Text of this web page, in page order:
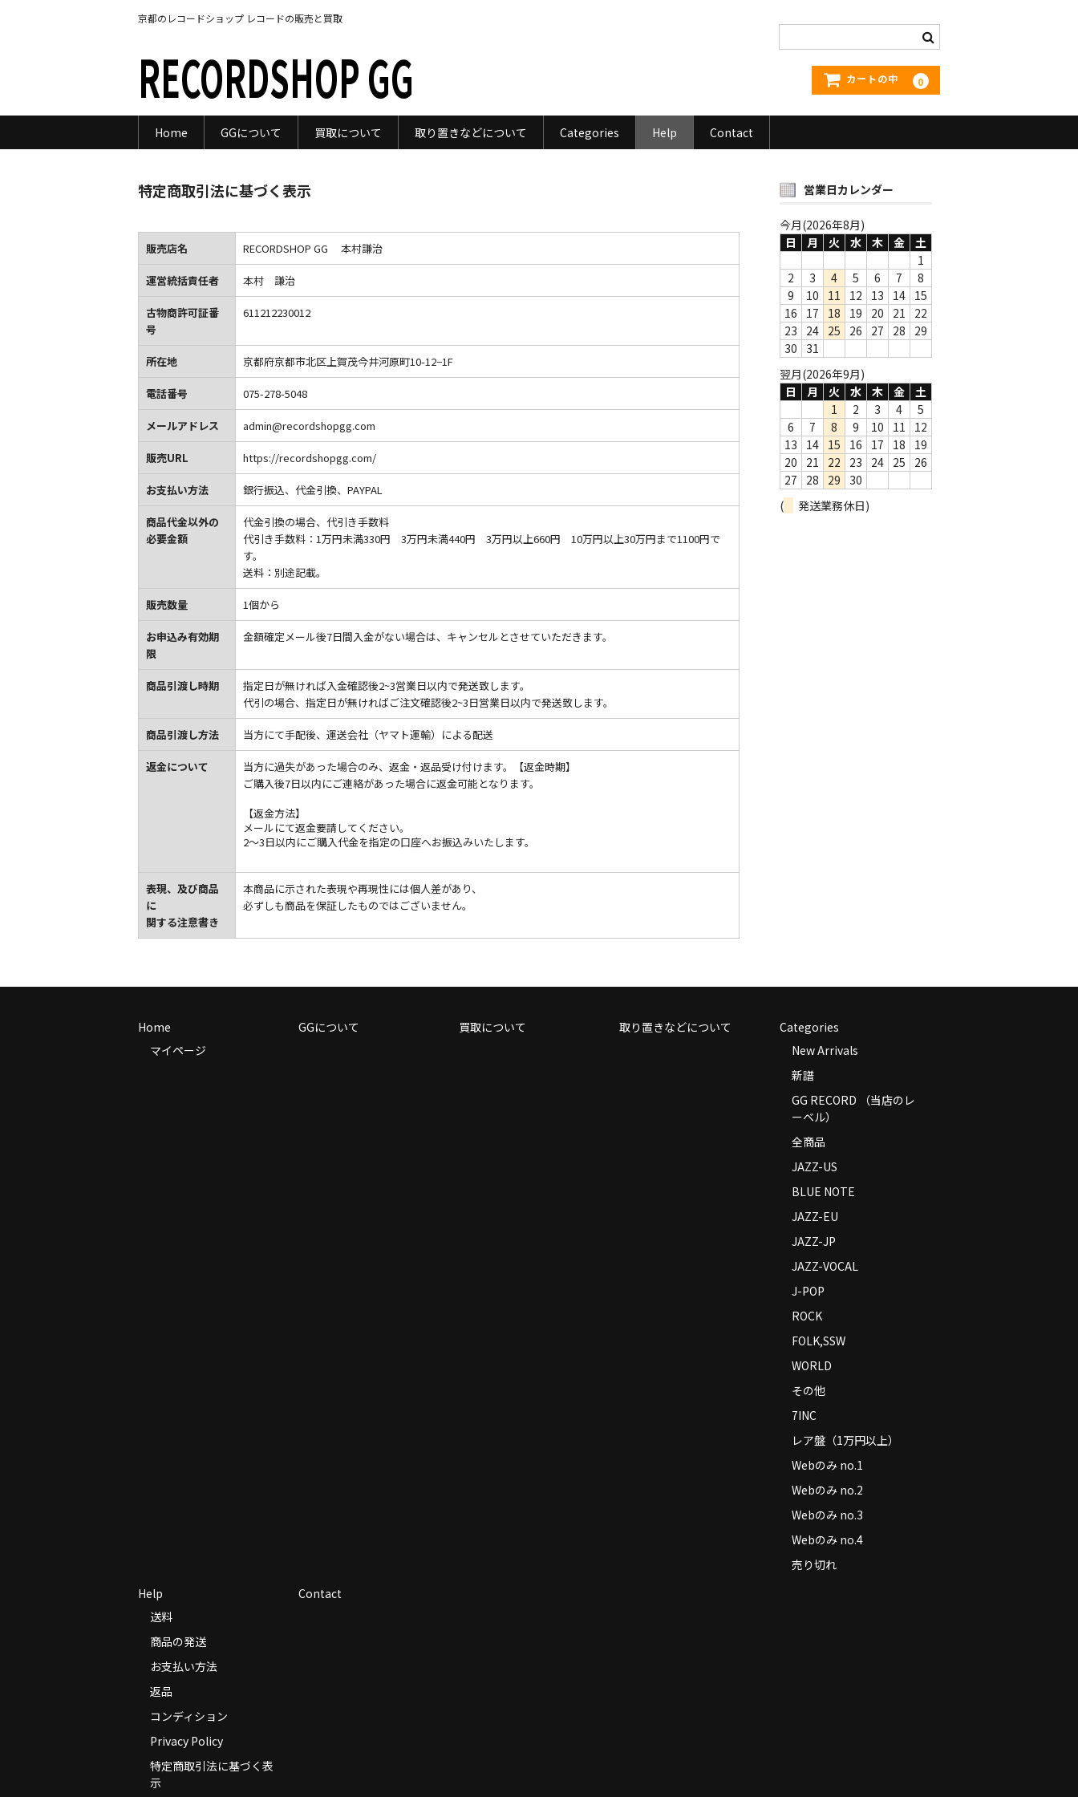
京都のレコードショップ レコードの販売と買取
RECORDSHOP GG カートの中 0
Home GGについて 買取について 取り置きなどについて Categories Help Contact
特定商取引法に基づく表示
販売店名 RECORDSHOP GG 本村謙治
運営統括責任者 本村 謙治
古物商許可証番
号
611212230012
所在地 京都府京都市北区上賀茂今井河原町10-12−1F
電話番号 075-278-5048
メールアドレス admin@recordshopgg.com
販売URL https://recordshopgg.com/
お支払い方法 銀行振込、代金引換、PAYPAL
商品代金以外の
必要金額
代金引換の場合、代引き手数料
代引き手数料：1万円未満330円 3万円未満440円 3万円以上660円 10万円以上30万円まで1100円で
す。
送料：別途記載。
販売数量 1個から
お申込み有効期
限
金額確定メール後7日間入金がない場合は、キャンセルとさせていただきます。
商品引渡し時期
指定日が無ければ入金確認後2~3営業日以内で発送致します。
代引の場合、指定日が無ければご注文確認後2~3日営業日以内で発送致します。
商品引渡し方法 当方にて手配後、運送会社（ヤマト運輸）による配送
返金について
当方に過失があった場合のみ、返金・返品受け付けます。【返金時期】
ご購入後7日以内にご連絡があった場合に返金可能となります。
【返金方法】
メールにて返金要請してください。
2〜3日以内にご購入代金を指定の口座へお振込みいたします。
表現、及び商品
に
関する注意書き
本商品に示された表現や再現性には個人差があり、
必ずしも商品を保証したものではございません。
営業日カレンダー
今月(2026年8月)
日
月 火 水 木 金
土
1
2
3 4 5 6 7
8
9
10 11 12 13 14 15
16
17 18 19 20 21
22
23
24 25 26 27 28
29
30
31
翌月(2026年9月)
日
月 火 水 木 金
土
1
2 3 4
5
6
7 8 9 10 11
12
13
14 15 16 17 18
19
20
21 22 23 24 25
26
27
28 29
30
(
発送業務休日)
Home
マイページ
GGについて 買取について 取り置きなどについて
Categories
New Arrivals
新譜
GG RECORD （当店のレ
ーベル）
全商品
JAZZ-US
BLUE NOTE
JAZZ-EU
JAZZ-JP
JAZZ-VOCAL
J-POP
ROCK
FOLK,SSW
WORLD
その他
7INC
レア盤（1万円以上）
Webのみ no.1
Webのみ no.2
Webのみ no.3
Webのみ no.4
売り切れ
Help
送料
商品の発送
お支払い方法
返品
コンディション
Privacy Policy
特定商取引法に基づく表
示
Contact